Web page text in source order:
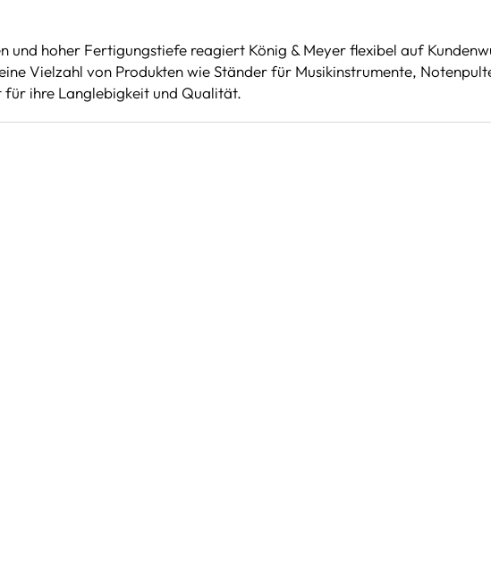
und hoher Fertigungstiefe reagiert König & Meyer flexibel auf
Vielzahl von Produkten wie Ständer für Musikinstrumente,
ihre Langlebigkeit und Qualität.